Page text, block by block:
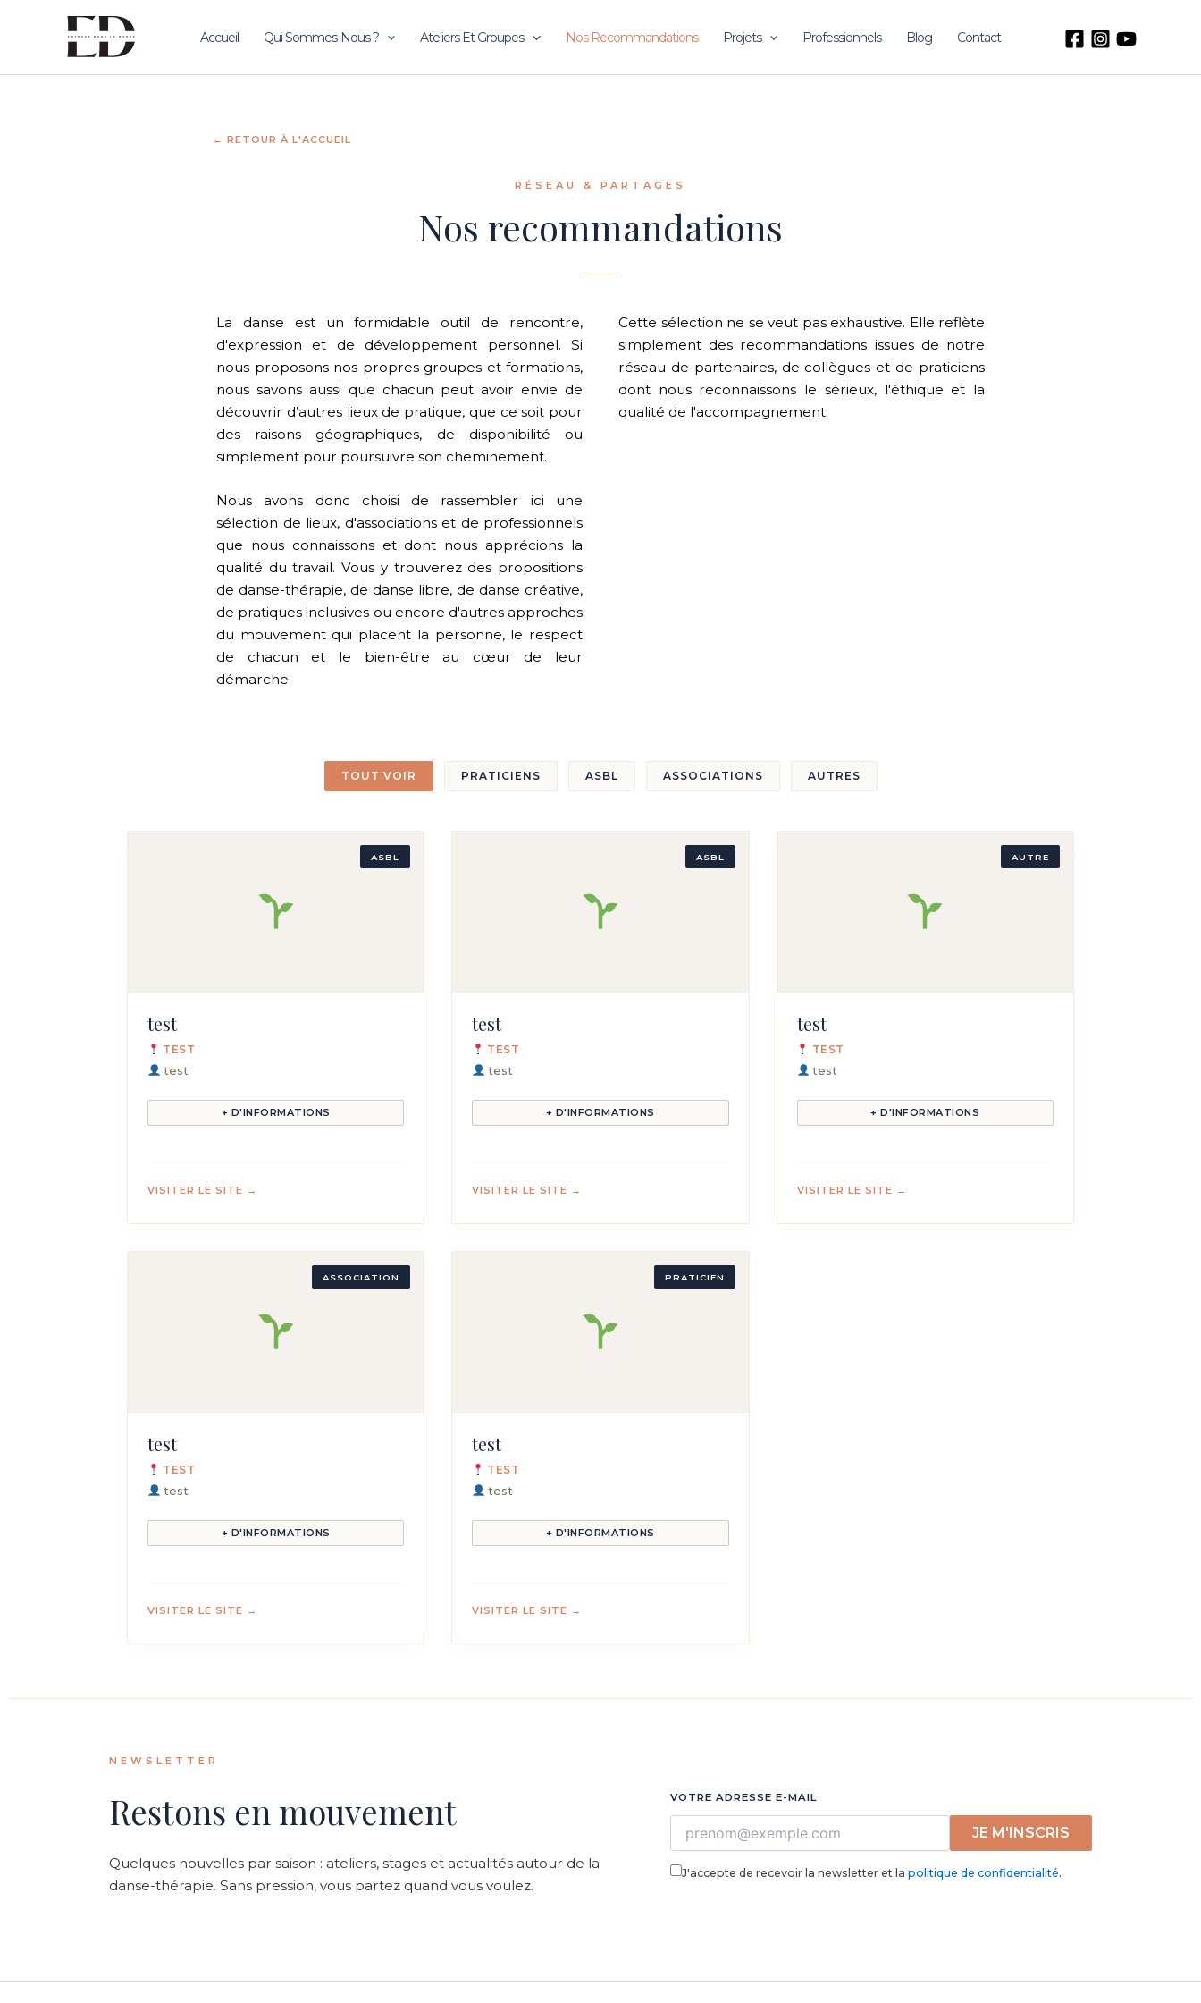
Accueil Qui Sommes-Nous ? Ateliers Et Groupes Nos Recommandations Projets Professionnels Blog Contact
← RETOUR À L'ACCUEIL
RÉSEAU & PARTAGES
Nos recommandations
La danse est un formidable outil de rencontre,
d'expression et de développement personnel. Si
nous proposons nos propres groupes et formations,
nous savons aussi que chacun peut avoir envie de
découvrir d’autres lieux de pratique, que ce soit pour
des raisons géographiques, de disponibilité ou
simplement pour poursuivre son cheminement.
Nous avons donc choisi de rassembler ici une
sélection de lieux, d'associations et de professionnels
que nous connaissons et dont nous apprécions la
qualité du travail. Vous y trouverez des propositions
de danse-thérapie, de danse libre, de danse créative,
de pratiques inclusives ou encore d'autres approches
du mouvement qui placent la personne, le respect
de chacun et le bien-être au cœur de leur
démarche.
Cette sélection ne se veut pas exhaustive. Elle reflète
simplement des recommandations issues de notre
réseau de partenaires, de collègues et de praticiens
dont nous reconnaissons le sérieux, l'éthique et la
qualité de l'accompagnement.
TOUT VOIR PRATICIENS ASBL ASSOCIATIONS AUTRES
ASBL
test
TEST
test
+ D'INFORMATIONS
VISITER LE SITE →
ASBL
test
TEST
test
+ D'INFORMATIONS
VISITER LE SITE →
AUTRE
test
TEST
test
+ D'INFORMATIONS
VISITER LE SITE →
ASSOCIATION
test
TEST
test
+ D'INFORMATIONS
VISITER LE SITE →
PRATICIEN
test
TEST
test
+ D'INFORMATIONS
VISITER LE SITE →
NEWSLETTER
Restons en mouvement
Quelques nouvelles par saison : ateliers, stages et actualités autour de la
danse-thérapie. Sans pression, vous partez quand vous voulez.
VOTRE ADRESSE E-MAIL
JE M'INSCRIS
J'accepte de recevoir la newsletter et la politique de confidentialité.